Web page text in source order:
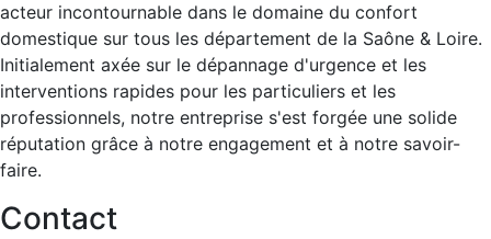
acteur incontournable dans le domaine du confort
domestique sur tous les département de la Saône & Loire.
Initialement axée sur le dépannage d'urgence et les
interventions rapides pour les particuliers et les
professionnels, notre entreprise s'est forgée une solide
réputation grâce à notre engagement et à notre savoir-
faire.
Contact